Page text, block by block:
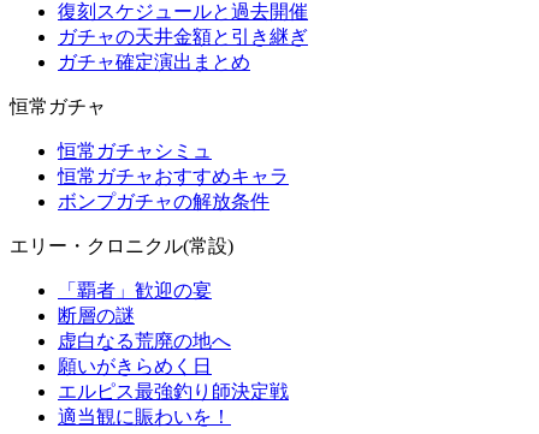
復刻スケジュールと過去開催
ガチャの天井金額と引き継ぎ
ガチャ確定演出まとめ
恒常ガチャ
恒常ガチャシミュ
恒常ガチャおすすめキャラ
ボンプガチャの解放条件
エリー・クロニクル(常設)
「覇者」歓迎の宴
断層の謎
虚白なる荒廃の地へ
願いがきらめく日
エルピス最強釣り師決定戦
適当観に賑わいを！